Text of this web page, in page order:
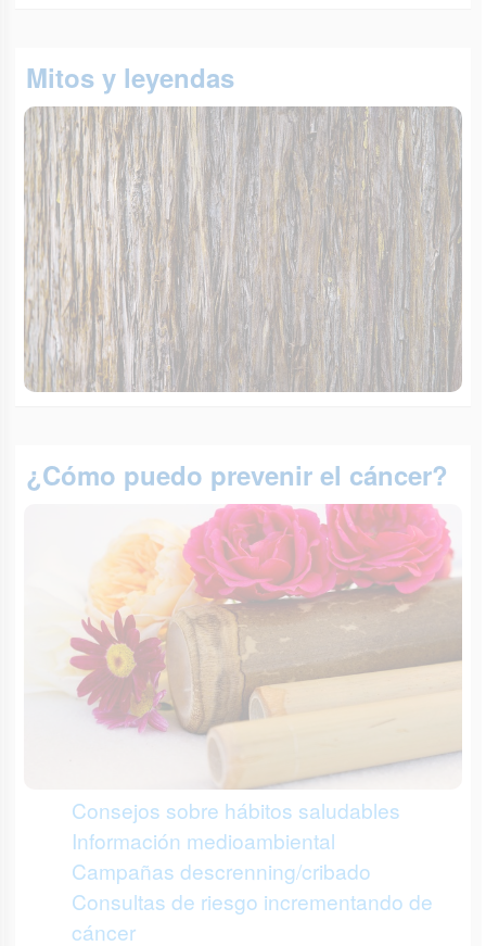
Mitos y leyendas
¿Cómo puedo prevenir el cáncer?
Consejos sobre hábitos saludables
Información medioambiental
Campañas descrenning/cribado
Consultas de riesgo incrementando de
cáncer